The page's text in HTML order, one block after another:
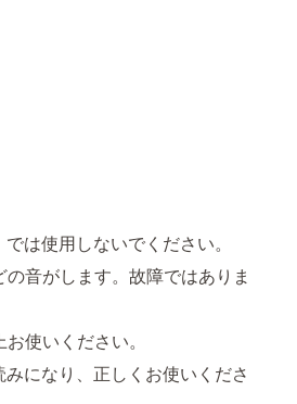
は使用しないでください。
音がします。故障ではありま
使いください。
になり、正しくお使いくださ